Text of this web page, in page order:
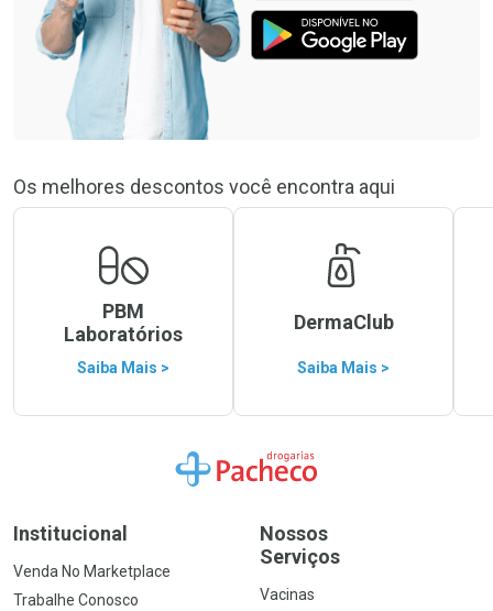
Os melhores descontos você encontra aqui
PBM
Laboratórios
Saiba Mais >
DermaClub
Saiba Mais >
Ir para a Home
Institucional
Venda No Marketplace
Trabalhe Conosco
Nossos
Serviços
Vacinas